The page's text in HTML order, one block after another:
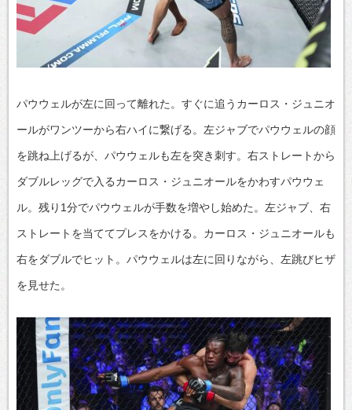
パウウェルが左に回って離れた。すぐに追うカーロス・ジュニオ
ールがワンツーから右ハイに繋げる。左ジャブでパウウェルの顔
を跳ね上げるが、パウウェルも左を突き刺す。右ストレートから
ダブルレッグで入るカーロス・ジュニオールをかわすパウウェ
ル。残り1分でパウウェルが手数を増やし始めた。左ジャブ、右
ストレートを当ててプレスをかける。カーロス・ジュニオールも
右をダブルでヒット。パウウェルは左に回りながら、左跳びヒザ
を見せた。